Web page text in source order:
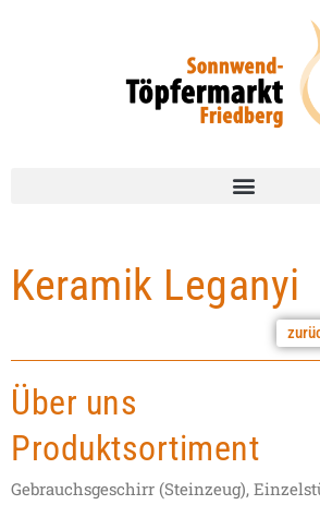
Keramik Leganyi
Über uns
Produktsortiment
Gebrauchsgeschirr (Steinzeug),